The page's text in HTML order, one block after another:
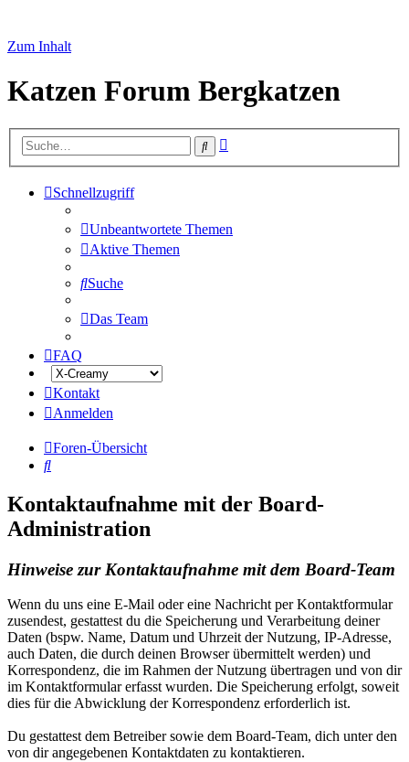
Zum Inhalt
Katzen Forum Bergkatzen
Suche
Schnellzugriff
Unbeantwortete Themen
Aktive Themen
Suche
Das Team
FAQ
Kontakt
Anmelden
Foren-Übersicht
Suche
Kontaktaufnahme mit der Board-
Administration
Hinweise zur Kontaktaufnahme mit dem Board-Team
Wenn du uns eine E-Mail oder eine Nachricht per Kontaktformular
zusendest, gestattest du die Speicherung und Verarbeitung deiner
Daten (bspw. Name, Datum und Uhrzeit der Nutzung, IP-Adresse,
auch Daten, die durch deinen Browser übermittelt werden) und
Korrespondenz, die im Rahmen der Nutzung übertragen und von dir
im Kontaktformular erfasst wurden. Die Speicherung erfolgt, soweit
dies für die Abwicklung der Korrespondenz erforderlich ist.
Du gestattest dem Betreiber sowie dem Board-Team, dich unter den
von dir angegebenen Kontaktdaten zu kontaktieren.